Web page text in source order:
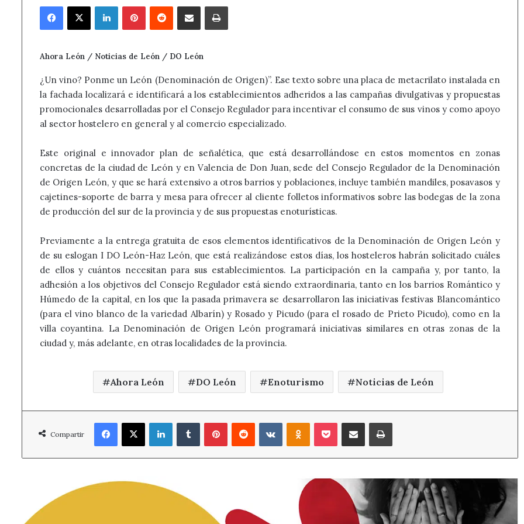
Facebook
X LinkedInPinterestReddit Compartir por correo electrónicoImprimir
Ahora León / Noticias de León / DO León
¿Un vino? Ponme un León (Denominación de Origen)”. Ese texto sobre una placa de metacrilato instalada en
la fachada localizará e identificará a los establecimientos adheridos a las campañas divulgativas y propuestas
promocionales desarrolladas por el Consejo Regulador para incentivar el consumo de sus vinos y como apoyo
al sector hostelero en general y al comercio especializado.
Este original e innovador plan de señalética, que está desarrollándose en estos momentos en zonas
concretas de la ciudad de León y en Valencia de Don Juan, sede del Consejo Regulador de la Denominación
de Origen León, y que se hará extensivo a otros barrios y poblaciones, incluye también mandiles, posavasos y
cajetines-soporte de barra y mesa para ofrecer al cliente folletos informativos sobre las bodegas de la zona
de producción del sur de la provincia y de sus propuestas enoturísticas.
Previamente a la entrega gratuita de esos elementos identificativos de la Denominación de Origen León y
de su eslogan I DO León-Haz León, que está realizándose estos días, los hosteleros habrán solicitado cuáles
de ellos y cuántos necesitan para sus establecimientos. La participación en la campaña y, por tanto, la
adhesión a los objetivos del Consejo Regulador está siendo extraordinaria, tanto en los barrios Romántico y
Húmedo de la capital, en los que la pasada primavera se desarrollaron las iniciativas festivas Blancomántico
(para el vino blanco de la variedad Albarín) y Rosado y Picudo (para el rosado de Prieto Picudo), como en la
villa coyantina. La Denominación de Origen León programará iniciativas similares en otras zonas de la
ciudad y, más adelante, en otras localidades de la provincia.
Ahora León DO León Enoturismo Noticias de León
Compartir
Facebook
X LinkedInTumblrPinterestReddit VKontakteOdnoklassniki
PocketCompartir por correo electrónicoImprimir